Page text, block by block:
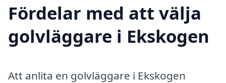
Fördelar med att välja
golvläggare i Ekskogen
Att anlita en golvläggare i Ekskogen